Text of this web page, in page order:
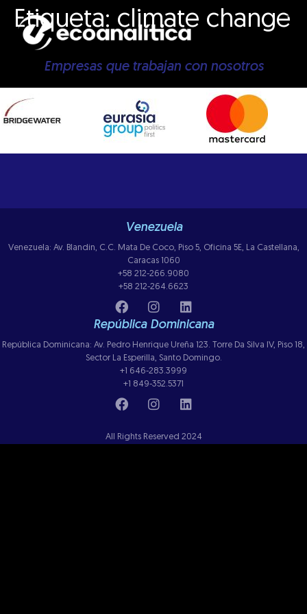
Etiqueta: climate change
Empresas que trabajan con nosotros
Venezuela
Venezuela: Av. Blandin, C.C. Mata De Coco, Piso 5, Oficina 5E, La Castellana,
Caracas 1060
+58 212-266.9080
+58 212-264.6623
República Dominicana
República Dominicana: Av. Pedro Henrique Ureña 123. Torre Da Silva IV, Piso 18,
Sector La Esperilla, Santo Domingo.
+1 646-283.3999
+1 849-352.5371
All Rights Reserved 2024